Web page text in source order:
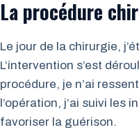
La procédure
Le jour de la chirurgie,
L’intervention s’est
procédure, je n’ai
l’opération, j’ai suivi les
favoriser la guérison.